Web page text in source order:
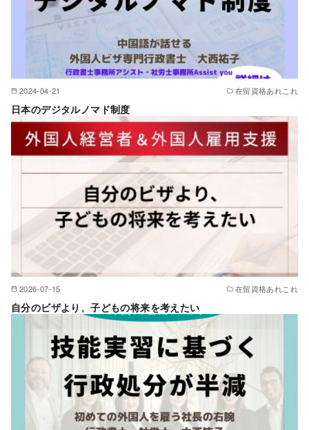
2024-04-21 在留資格あれこれ
日本のデジタルノマド制度
2026-07-15 在留資格あれこれ
自分のビザより、子どもの将来を考えたい